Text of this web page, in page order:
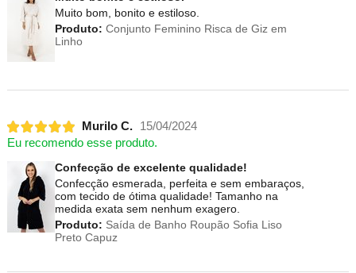
Muito bom, bonito e estiloso.
Produto: Conjunto Feminino Risca de Giz em
Linho
Murilo C.
15/04/2024
Eu recomendo esse produto.
Confecção de excelente qualidade!
Confecção esmerada, perfeita e sem embaraços,
com tecido de ótima qualidade! Tamanho na
medida exata sem nenhum exagero.
Produto: Saída de Banho Roupão Sofia Liso
Preto Capuz